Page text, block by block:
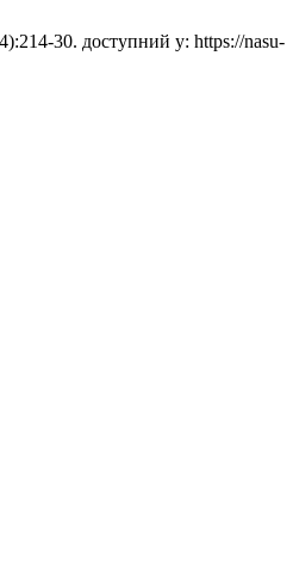
30. доступний у: https://nasu-